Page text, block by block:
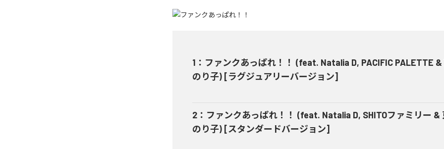
1 ： ファンクあっぱれ！！ (feat. Natalia D, PACIFIC PALETTE
のり子) [ラグジュアリーバージョン]
2 ： ファンクあっぱれ！！ (feat. Natalia D, SHITOファミリー &
のり子) [スタンダードバージョン]